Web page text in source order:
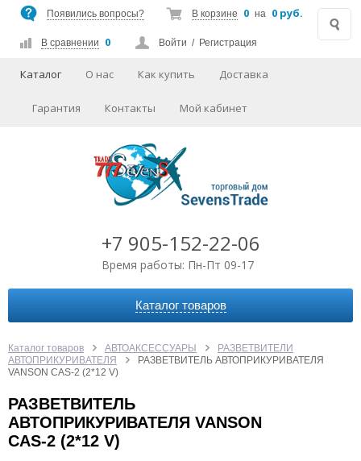
Появились вопросы? В корзине 0 на 0 руб.
В сравнении 0 Войти / Регистрация
Каталог О нас Как купить Доставка
Гарантия Контакты Мой кабинет
+7 905-152-22-06
Время работы: Пн-Пт 09-17
Каталог товаров
БЫТОВАЯ ТЕХНИКА ИГРУШКИ КАЛЬКУЛЯТОРЫ
КАНЦТОВАРЫ КРАСОТА И ЗДОРОВЬЕ
ОТДЫХ И СПОРТ ТВ ШОП
ТОВАРЫ ДЛЯ КОМПЬЮТЕРОВ И ТЕЛЕФОНОВ
Каталог товаров АВТОАКСЕССУАРЫ
РАЗВЕТВИТЕЛИ
АВТОПРИКУРИВАТЕЛЯ
РАЗВЕТВИТЕЛЬ АВТОПРИКУРИВАТЕЛЯ
VANSON CAS-2 (2*12 V)
РАЗВЕТВИТЕЛЬ
АВТОПРИКУРИВАТЕЛЯ VANSON
CAS-2 (2*12 V)